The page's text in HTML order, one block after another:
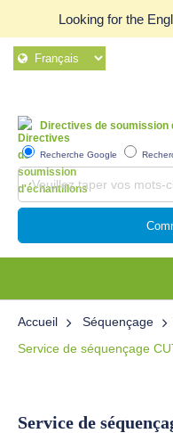
Looking for the
Directives de soumission
Recherche Google
Accueil Séquençage
Service de séquençage
Service de